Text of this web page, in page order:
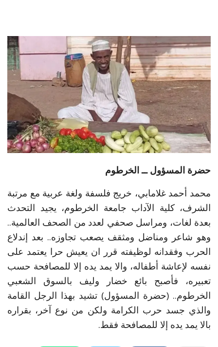
حضرة المسؤول ــ الخرطوم
محمد أحمد غلامابي، خريج فلسفة ولغة عربية مع مرتبة
الشرف، كلية الآداب جامعة الخرطوم، يجيد التحدث
بعدة لغات، ومراسل صحفي لعدد من الصحف العالمية..
وهو شاعر ومناضل ومثقف يصعب تجاوزه.. بعد إندلاع
الحرب وفقدانه لوظيفته قرر ان يعيش حرا يعتمد على
نفسه لإعاشة أطفاله، والا يمد يده إلا للمصافحة حسب
تعبيره، فأصبح بائع خضار وليف بالسوق الشعبي
الخرطوم.. (حضرة المسؤول) تشيد بهذا الرجل القامة
والذي جسد حرب الكرامة ولكن من نوع آخر، بقراره
بالا يمد يده إلا للمصافحة فقط.